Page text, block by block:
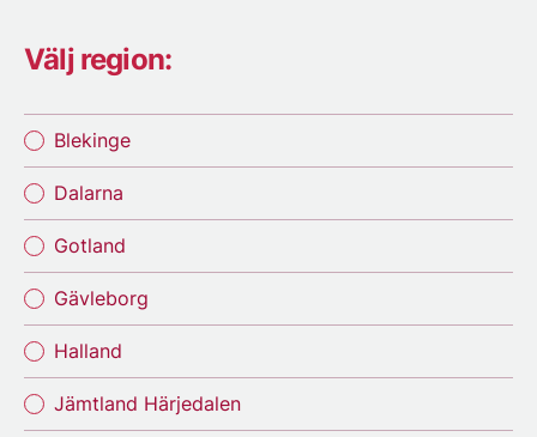
Välj region:
Blekinge
Dalarna
Gotland
Gävleborg
Halland
Jämtland Härjedalen